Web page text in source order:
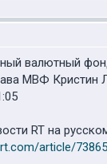
валютный
МВФ Кристин
RT на
article/73865